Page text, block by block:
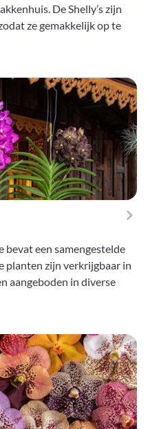
De Shelly’s zijn
ze gemakkelijk op te
bevat een samengestelde
planten zijn verkrijgbaar in
aangeboden in diverse